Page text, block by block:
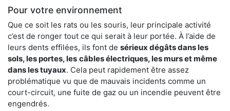
Pour votre environnement
Que ce soit les rats ou les souris, leur principale activité
c’est de ronger tout ce qui serait à leur portée. À l’aide de
leurs dents effilées, ils font de sérieux dégâts dans les
sols, les portes, les câbles électriques, les murs et même
dans les tuyaux. Cela peut rapidement être assez
problématique vu que de mauvais incidents comme un
court-circuit, une fuite de gaz ou un incendie peuvent être
engendrés.